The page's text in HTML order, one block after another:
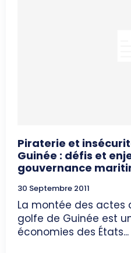
Piraterie et
Guinée : défis et
gouvernance
30 Septembre 2011
La montée des actes
golfe de Guinée est
économies des États...